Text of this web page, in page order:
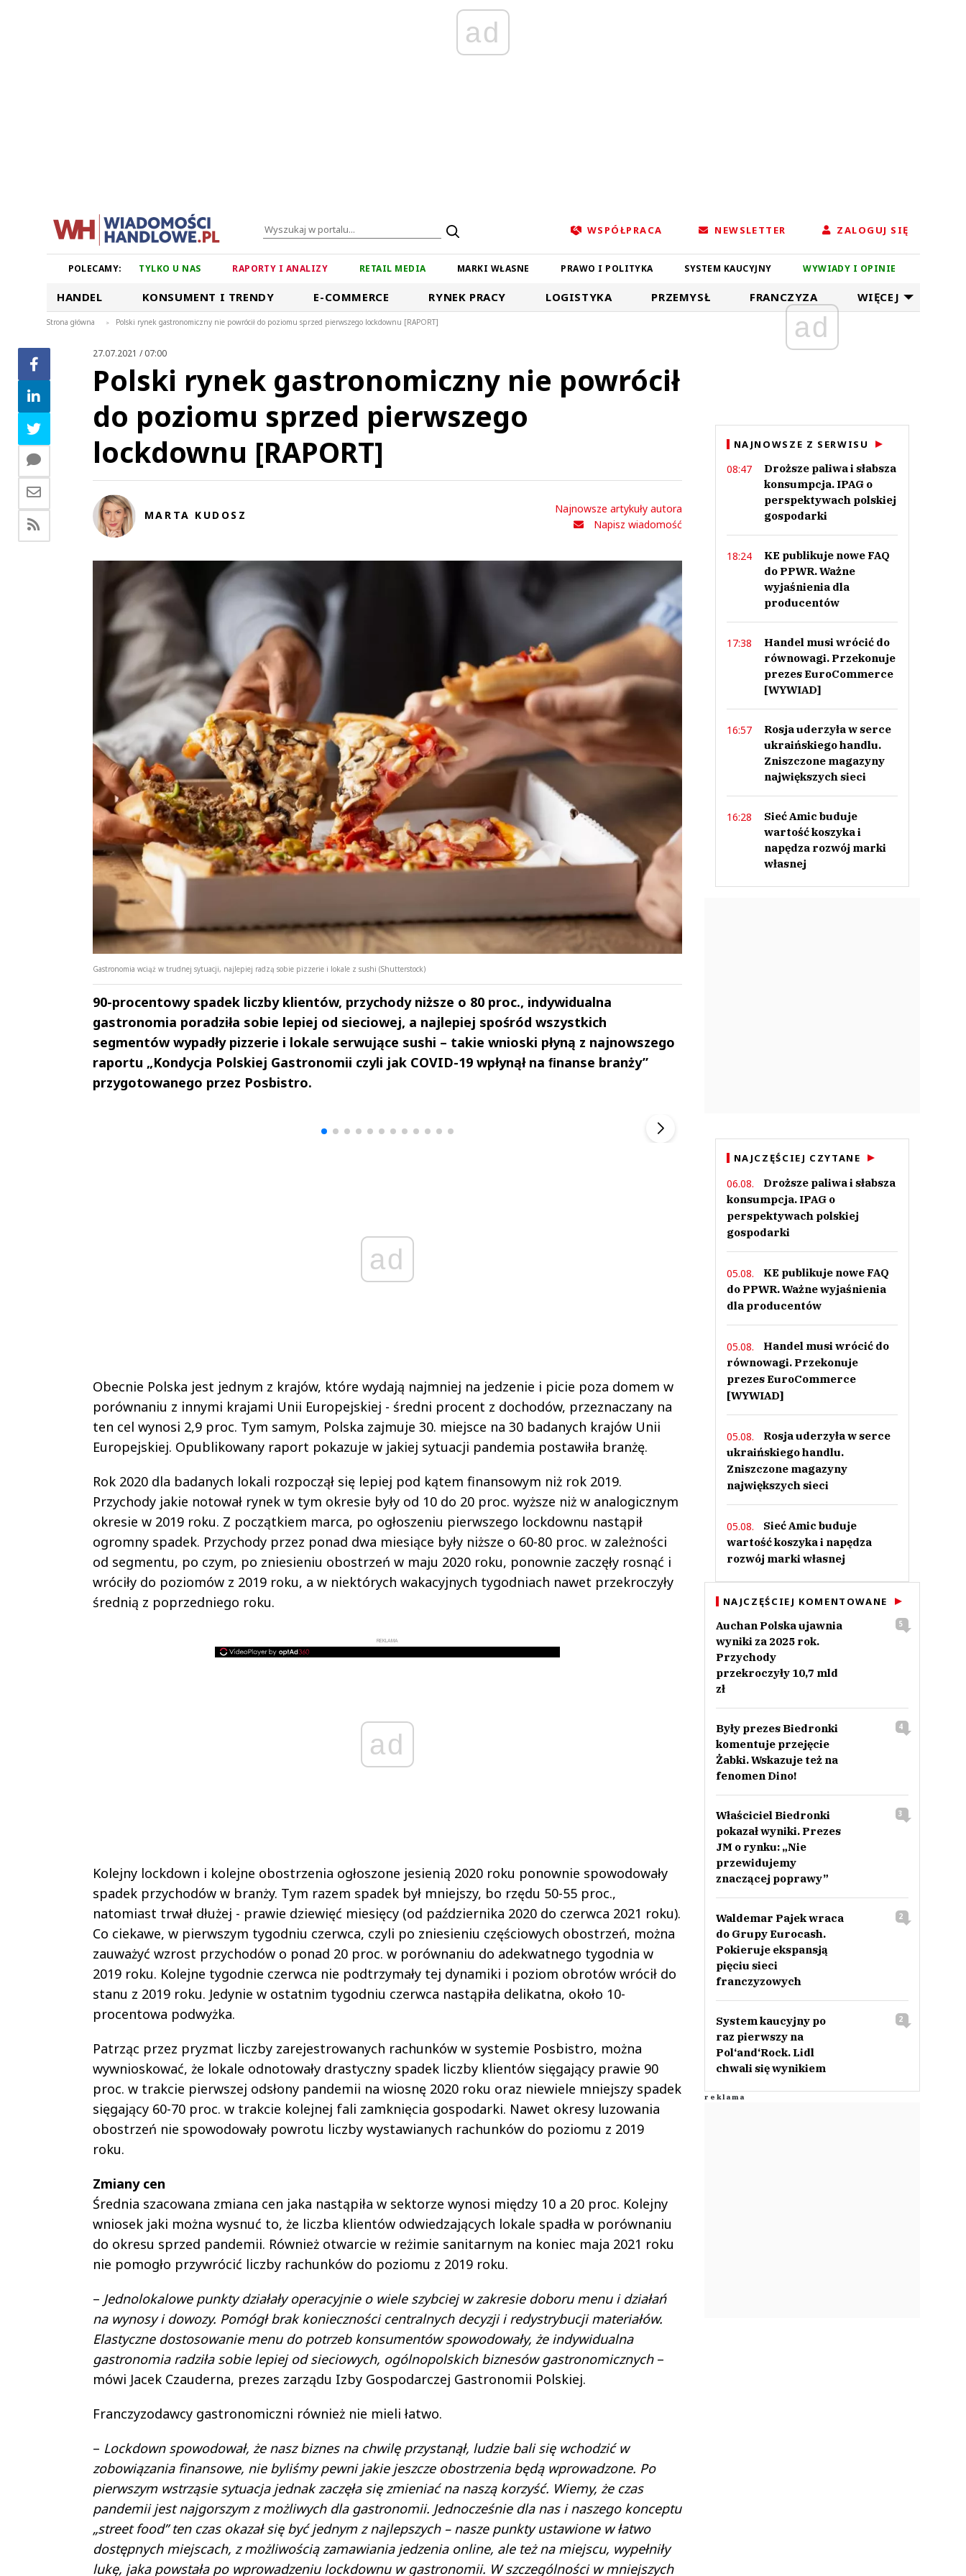
ad
WSPÓŁPRACA NEWSLETTER ZALOGUJ SIĘ
POLECAMY: TYLKO U NAS RAPORTY I ANALIZY RETAIL MEDIA MARKI WŁASNE PRAWO I POLITYKA SYSTEM KAUCYJNY WYWIADY I OPINIE
HANDEL KONSUMENT I TRENDY E-COMMERCE RYNEK PRACY LOGISTYKA PRZEMYSŁ FRANCZYZA WIĘCEJ
Strona główna > Polski rynek gastronomiczny nie powrócił do poziomu sprzed pierwszego lockdownu [RAPORT]
27.07.2021 / 07:00
Polski rynek gastronomiczny nie powrócił
do poziomu sprzed pierwszego
lockdownu [RAPORT]
MARTA KUDOSZ
Najnowsze artykuły autora
Napisz wiadomość
Gastronomia wciąż w trudnej sytuacji, najlepiej radzą sobie pizzerie i lokale z sushi (Shutterstock)
90-procentowy spadek liczby klientów, przychody niższe o 80 proc., indywidualna
gastronomia poradziła sobie lepiej od sieciowej, a najlepiej spośród wszystkich
segmentów wypadły pizzerie i lokale serwujące sushi – takie wnioski płyną z najnowszego
raportu „Kondycja Polskiej Gastronomii czyli jak COVID-19 wpłynął na ﬁnanse branży”
przygotowanego przez Posbistro.
ad
Obecnie Polska jest jednym z krajów, które wydają najmniej na jedzenie i picie poza domem w
porównaniu z innymi krajami Unii Europejskiej - średni procent z dochodów, przeznaczany na
ten cel wynosi 2,9 proc. Tym samym, Polska zajmuje 30. miejsce na 30 badanych krajów Unii
Europejskiej. Opublikowany raport pokazuje w jakiej sytuacji pandemia postawiła branżę.
Rok 2020 dla badanych lokali rozpoczął się lepiej pod kątem finansowym niż rok 2019.
Przychody jakie notował rynek w tym okresie były od 10 do 20 proc. wyższe niż w analogicznym
okresie w 2019 roku. Z początkiem marca, po ogłoszeniu pierwszego lockdownu nastąpił
ogromny spadek. Przychody przez ponad dwa miesiące były niższe o 60-80 proc. w zależności
od segmentu, po czym, po zniesieniu obostrzeń w maju 2020 roku, ponownie zaczęły rosnąć i
wróciły do poziomów z 2019 roku, a w niektórych wakacyjnych tygodniach nawet przekroczyły
średnią z poprzedniego roku.
REKLAMA
ad
Kolejny lockdown i kolejne obostrzenia ogłoszone jesienią 2020 roku ponownie spowodowały
spadek przychodów w branży. Tym razem spadek był mniejszy, bo rzędu 50-55 proc.,
natomiast trwał dłużej - prawie dziewięć miesięcy (od października 2020 do czerwca 2021 roku).
Co ciekawe, w pierwszym tygodniu czerwca, czyli po zniesieniu częściowych obostrzeń, można
zauważyć wzrost przychodów o ponad 20 proc. w porównaniu do adekwatnego tygodnia w
2019 roku. Kolejne tygodnie czerwca nie podtrzymały tej dynamiki i poziom obrotów wrócił do
stanu z 2019 roku. Jedynie w ostatnim tygodniu czerwca nastąpiła delikatna, około 10-
procentowa podwyżka.
Patrząc przez pryzmat liczby zarejestrowanych rachunków w systemie Posbistro, można
wywnioskować, że lokale odnotowały drastyczny spadek liczby klientów sięgający prawie 90
proc. w trakcie pierwszej odsłony pandemii na wiosnę 2020 roku oraz niewiele mniejszy spadek
sięgający 60-70 proc. w trakcie kolejnej fali zamknięcia gospodarki. Nawet okresy luzowania
obostrzeń nie spowodowały powrotu liczby wystawianych rachunków do poziomu z 2019
roku.
Zmiany cen
Średnia szacowana zmiana cen jaka nastąpiła w sektorze wynosi między 10 a 20 proc. Kolejny
wniosek jaki można wysnuć to, że liczba klientów odwiedzających lokale spadła w porównaniu
do okresu sprzed pandemii. Również otwarcie w reżimie sanitarnym na koniec maja 2021 roku
nie pomogło przywrócić liczby rachunków do poziomu z 2019 roku.
– Jednolokalowe punkty działały operacyjnie o wiele szybciej w zakresie doboru menu i działań
na wynosy i dowozy. Pomógł brak konieczności centralnych decyzji i redystrybucji materiałów.
Elastyczne dostosowanie menu do potrzeb konsumentów spowodowały, że indywidualna
gastronomia radziła sobie lepiej od sieciowych, ogólnopolskich biznesów gastronomicznych –
mówi Jacek Czauderna, prezes zarządu Izby Gospodarczej Gastronomii Polskiej.
Franczyzodawcy gastronomiczni również nie mieli łatwo.
– Lockdown spowodował, że nasz biznes na chwilę przystanął, ludzie bali się wchodzić w
zobowiązania finansowe, nie byliśmy pewni jakie jeszcze obostrzenia będą wprowadzone. Po
pierwszym wstrząsie sytuacja jednak zaczęła się zmieniać na naszą korzyść. Wiemy, że czas
pandemii jest najgorszym z możliwych dla gastronomii. Jednocześnie dla nas i naszego konceptu
„street food” ten czas okazał się być jednym z najlepszych – nasze punkty ustawione w łatwo
dostępnych miejscach, z możliwością zamawiania jedzenia online, ale też na miejscu, wypełniły
lukę, jaka powstała po wprowadzeniu lockdownu w gastronomii. W szczególności w mniejszych
Andrzej i Marta
Marta i Andrzej
ad
NAJNOWSZE Z SERWISU
08:47
Droższe paliwa i słabsza
konsumpcja. IPAG o
perspektywach polskiej
gospodarki
18:24
KE publikuje nowe FAQ
do PPWR. Ważne
wyjaśnienia dla
producentów
17:38
Handel musi wrócić do
równowagi. Przekonuje
prezes EuroCommerce
[WYWIAD]
16:57
Rosja uderzyła w serce
ukraińskiego handlu.
Zniszczone magazyny
największych sieci
16:28
Sieć Amic buduje
wartość koszyka i
napędza rozwój marki
własnej
NAJCZĘŚCIEJ CZYTANE
06.08.
Droższe paliwa i słabsza
konsumpcja. IPAG o
perspektywach polskiej
gospodarki
05.08.
KE publikuje nowe FAQ
do PPWR. Ważne wyjaśnienia
dla producentów
05.08.
Handel musi wrócić do
równowagi. Przekonuje
prezes EuroCommerce
[WYWIAD]
05.08.
Rosja uderzyła w serce
ukraińskiego handlu.
Zniszczone magazyny
największych sieci
05.08.
Sieć Amic buduje
wartość koszyka i napędza
rozwój marki własnej
NAJCZĘŚCIEJ KOMENTOWANE
Auchan Polska ujawnia
wyniki za 2025 rok.
Przychody
przekroczyły 10,7 mld
zł
5
Były prezes Biedronki
komentuje przejęcie
Żabki. Wskazuje też na
fenomen Dino!
4
Właściciel Biedronki
pokazał wyniki. Prezes
JM o rynku: „Nie
przewidujemy
znaczącej poprawy”
3
Waldemar Pajek wraca
do Grupy Eurocash.
Pokieruje ekspansją
pięciu sieci
franczyzowych
2
System kaucyjny po
raz pierwszy na
Pol‘and‘Rock. Lidl
chwali się wynikiem
2